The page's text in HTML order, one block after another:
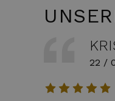
22 /